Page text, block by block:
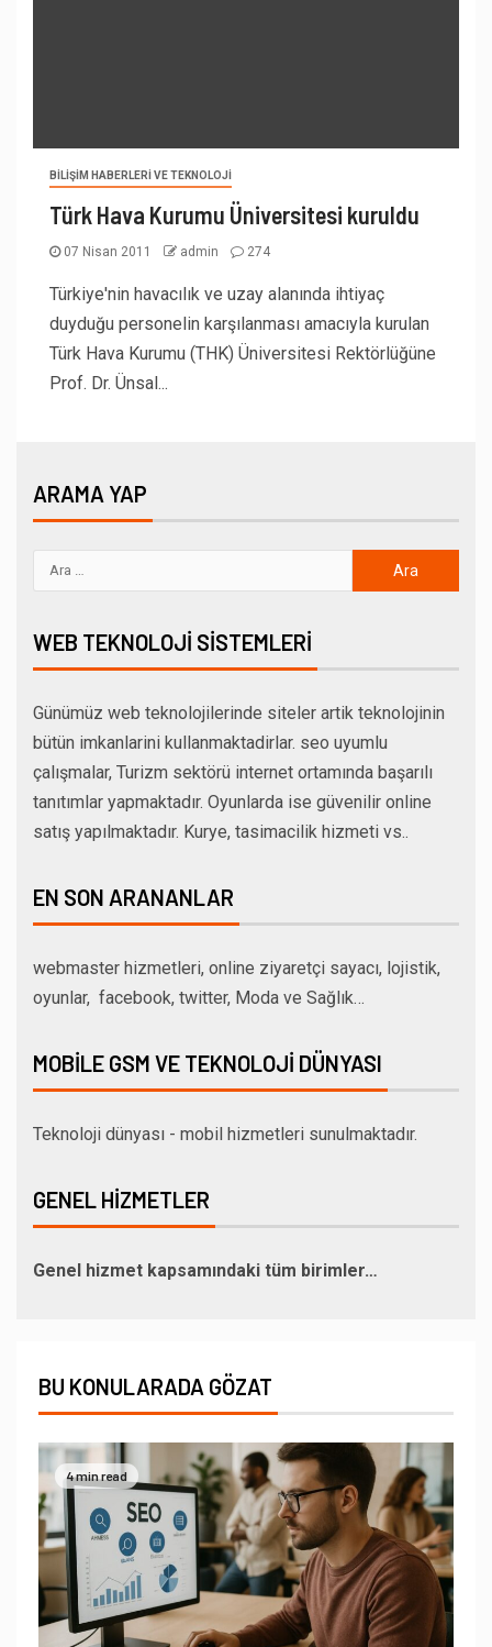
BILIŞIM HABERLERI VE TEKNOLOJI
Türk Hava Kurumu Üniversitesi kuruldu
07 Nisan 2011 admin 274
Türkiye'nin havacılık ve uzay alanında ihtiyaç
duyduğu personelin karşılanması amacıyla kurulan
Türk Hava Kurumu (THK) Üniversitesi Rektörlüğüne
Prof. Dr. Ünsal...
ARAMA YAP
WEB TEKNOLOJI SISTEMLERI
Günümüz web teknolojilerinde siteler artik teknolojinin
bütün imkanlarini kullanmaktadirlar. seo uyumlu
çalışmalar, Turizm sektörü internet ortamında başarılı
tanıtımlar yapmaktadır. Oyunlarda ise güvenilir online
satış yapılmaktadır. Kurye, tasimacilik hizmeti vs..
EN SON ARANANLAR
webmaster hizmetleri, online ziyaretçi sayacı, lojistik,
oyunlar, facebook, twitter, Moda ve Sağlık…
MOBILE GSM VE TEKNOLOJI DÜNYASI
Teknoloji dünyası - mobil hizmetleri sunulmaktadır.
GENEL HIZMETLER
Genel hizmet kapsamındaki tüm birimler…
BU KONULARADA GÖZAT
4 min read